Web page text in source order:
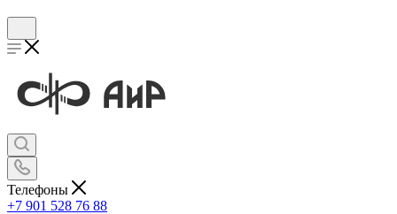
Телефоны
+7 901 528 76 88